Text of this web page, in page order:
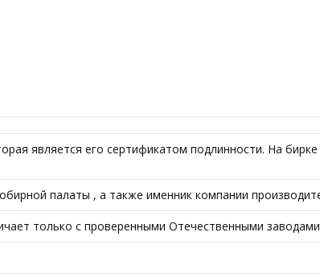
является его сертификатом подлинности. На
палаты , а также именник компании
только с проверенными Отечественными